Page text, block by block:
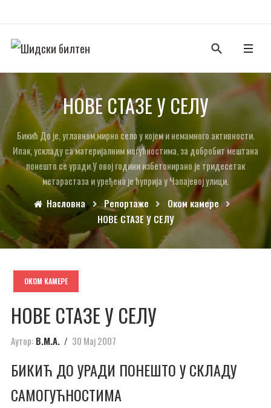
НОВЕ СТАЗЕ У СЕЛУ
Бикић До је, углавном,мирно село у којем и немамного активности.
Ипак, ускладу са материјалним могућностима, за добробит мештана
понешто се уради.У овој години избетонирано је тридесетак
метарастаза и уређена је ћуприја у Чапајевој улици.
Насловна
Репортаже
Оком камере
НОВЕ СТАЗЕ У СЕЛУ
ОКОМ КАМЕРЕ
НОВЕ СТАЗЕ У СЕЛУ
Аутор: В.М.А. 30 Мај 2007
БИКИЋ ДО УРАДИ ПОНЕШТО У СКЛАДУ
САМОГУЋНОСТИМА